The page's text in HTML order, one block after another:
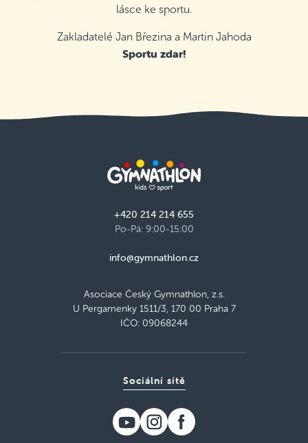
lásce ke sportu.
Zakladatelé Jan Březina a Martin Jahoda
Sportu zdar!
+420 214 214 655
Po-Pá: 9:00-15:00
info@gymnathlon.cz
Asociace Český Gymnathlon, z.s.
U Pergamenky 1511/3, 170 00 Praha 7
IČO: 09068244
Sociální sítě